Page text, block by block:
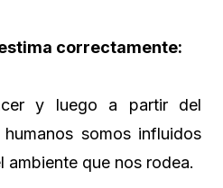
correctamente:
y luego a partir del
somos influidos
ambiente que nos rodea.